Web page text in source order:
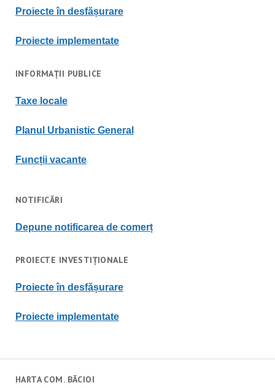
Proiecte în desfășurare
Proiecte implementate
INFORMAȚII PUBLICE
Taxe locale
Planul Urbanistic General
Funcții vacante
NOTIFICĂRI
Depune notificarea de comerț
PROIECTE INVESTIȚIONALE
Proiecte în desfășurare
Proiecte implementate
HARTA COM. BĂCIOI